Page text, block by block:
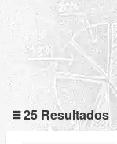
25 Resultados